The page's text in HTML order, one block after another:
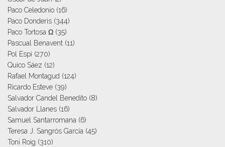
Paco Celedonio (16)
Paco Donderis (344)
Paco Tortosa Ω (35)
Pascual Benavent (11)
Pol Espi (270)
Quico Sáez (12)
Rafael Montagud (124)
Ricardo Esteve (39)
Salvador Candel Benedito (8)
Salvador Llanes (16)
Samuel Santarromana (6)
Teresa J. Sangrós García (45)
Toni Roig (310)